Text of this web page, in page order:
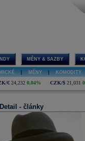
MĚNY & SAZBY
MĚNY KOMODITY
€ 24,232 0,04% CZK/$ 21,031
Detail - články